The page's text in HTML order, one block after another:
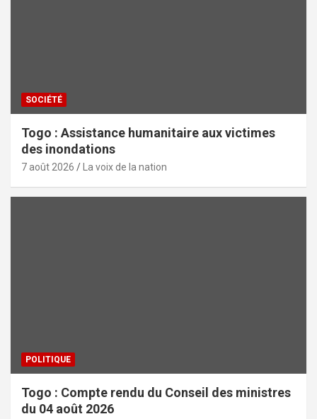
SOCIÉTÉ
Togo : Assistance humanitaire aux victimes
des inondations
7 août 2026 La voix de la nation
POLITIQUE
Togo : Compte rendu du Conseil des ministres
du 04 août 2026